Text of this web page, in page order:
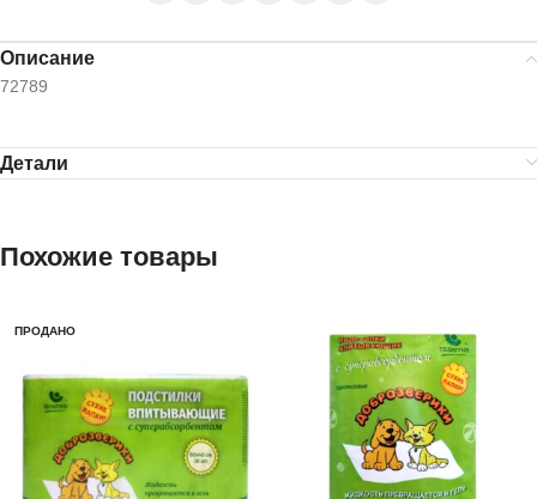
Описание
72789
Детали
Похожие товары
ПРОДАНО